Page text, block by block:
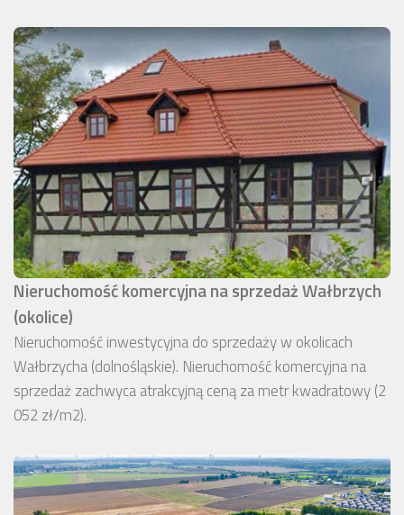
Nieruchomość komercyjna na sprzedaż Wałbrzych
(okolice)
Nieruchomość inwestycyjna do sprzedaży w okolicach
Wałbrzycha (dolnośląskie). Nieruchomość komercyjna na
sprzedaż zachwyca atrakcyjną ceną za metr kwadratowy (2
052 zł/m2).